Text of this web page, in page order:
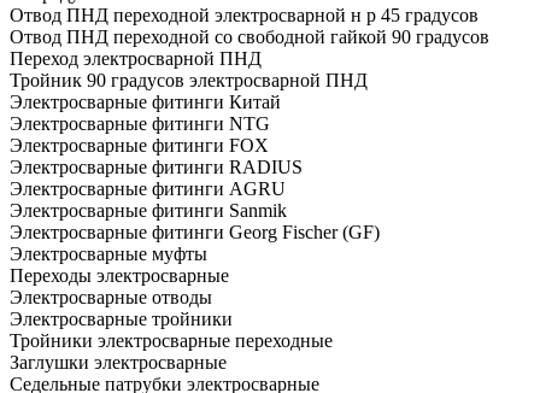
Отвод ПНД переходной электросварной н р 45 градусов
Отвод ПНД переходной со свободной гайкой 90 градусов
Переход электросварной ПНД
Тройник 90 градусов электросварной ПНД
Электросварные фитинги Китай
Электросварные фитинги NTG
Электросварные фитинги FOX
Электросварные фитинги RADIUS
Электросварные фитинги AGRU
Электросварные фитинги Sanmik
Электросварные фитинги Georg Fischer (GF)
Электросварные муфты
Переходы электросварные
Электросварные отводы
Электросварные тройники
Тройники электросварные переходные
Заглушки электросварные
Седельные патрубки электросварные